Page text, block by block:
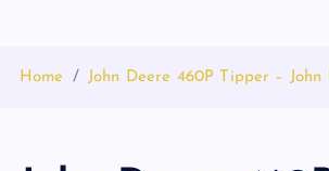
Home John Deere 460P Tipper – John